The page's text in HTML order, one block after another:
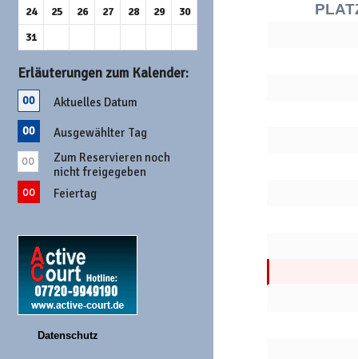
24
25 26 27 28 29
30
31
Erläuterungen zum Kalender:
Aktuelles Datum
Ausgewählter Tag
Zum Reservieren noch
nicht freigegeben
Feiertag
Datenschutz